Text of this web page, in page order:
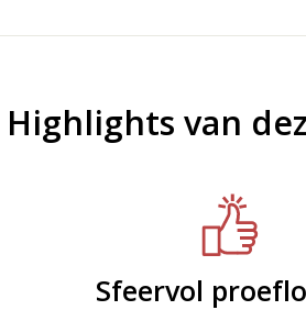
Highlights van
Sfeervol